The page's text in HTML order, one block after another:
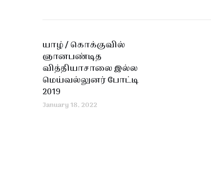
யாழ் / கொக்குவில்
ஞானபண்டித
வித்தியாசாலை இல்ல
மெய்வல்லுனர் போட்டி
2019
January 18, 2022